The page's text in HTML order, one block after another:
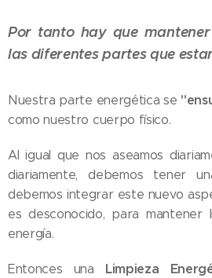
Por tanto hay que
las diferentes partes que
Nuestra parte energética se
como nuestro cuerpo físico.
Al igual que nos aseamos
diariamente, debemos tener
debemos integrar este nuevo
es desconocido, para mantener
energía.
Entonces una Limpieza